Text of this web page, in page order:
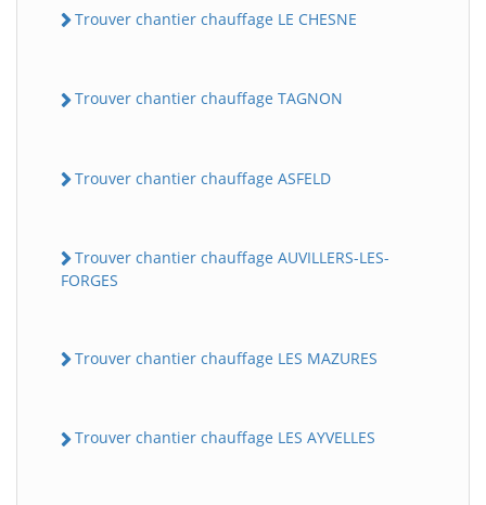
Trouver chantier chauffage LE CHESNE
Trouver chantier chauffage TAGNON
Trouver chantier chauffage ASFELD
Trouver chantier chauffage AUVILLERS-LES-
FORGES
Trouver chantier chauffage LES MAZURES
Trouver chantier chauffage LES AYVELLES